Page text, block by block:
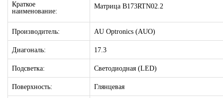
Краткое
наименование:
Матрица B173RTN02.2
Производитель: AU Optronics (AUO)
Диагональ: 17.3
Подсветка: Светодиодная (LED)
Поверхность: Глянцевая